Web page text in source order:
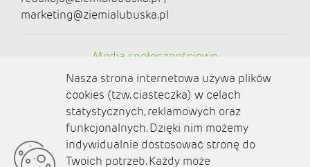
marketing@ziemialubuska.pl
Media społecznościowe
O nas
Kontakt
Nasza strona internetowa używa plików
cookies (tzw. ciasteczka) w celach
statystycznych, reklamowych oraz
funkcjonalnych. Dzięki nim możemy
indywidualnie dostosować stronę do
Twoich potrzeb. Każdy może